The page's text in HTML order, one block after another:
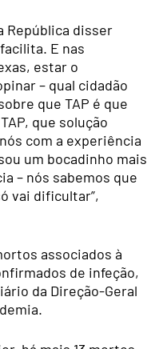
República disser
E nas
estar o
– qual cidadão
que TAP é que
que solução
com a experiência
um bocadinho mais
– nós sabemos que
vai dificultar”,
associados à
de infeção,
da Direção-Geral